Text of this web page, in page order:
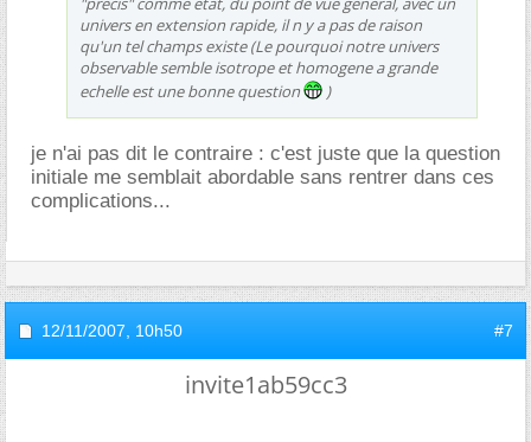
univers en extension rapide, il n y a pas de raison
qu'un tel champs existe (Le pourquoi notre univers
observable semble isotrope et homogene a grande
echelle est une bonne question
)
je n'ai pas dit le contraire : c'est juste que la question
initiale me semblait abordable sans rentrer dans ces
complications...
12/11/2007, 10h50 #7
invite1ab59cc3